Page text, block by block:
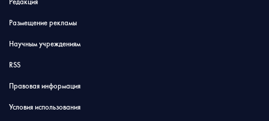
Редакция
Размещение рекламы
Научным учреждениям
RSS
Правовая информация
Условия использования